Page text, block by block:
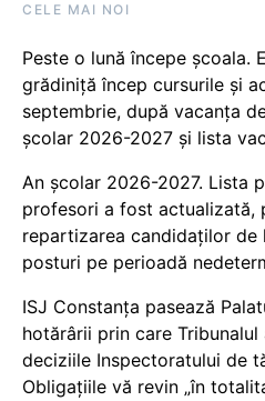
CELE MAI NOI
Peste o lună începe școala.
grădiniță încep cursurile și
septembrie, după vacanța
școlar 2026-2027 și lista
An școlar 2026-2027. Lista
profesori a fost actualizată,
repartizarea candidaților
posturi pe perioadă
ISJ Constanța pasează
hotărârii prin care
deciziile Inspectoratului de
Obligațiile vă revin „în